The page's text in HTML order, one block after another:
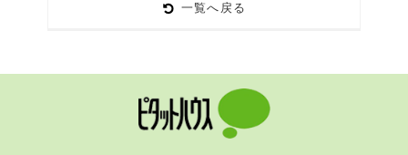
一覧へ戻る